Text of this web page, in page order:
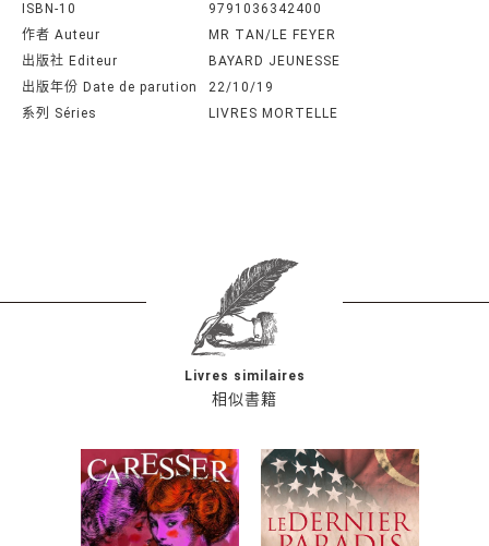
ISBN-10
9791036342400
作者 Auteur
MR TAN/LE FEYER
出版社 Editeur
BAYARD JEUNESSE
出版年份 Date de parution
22/10/19
系列 Séries
LIVRES MORTELLE
相似書籍
Livres similaires